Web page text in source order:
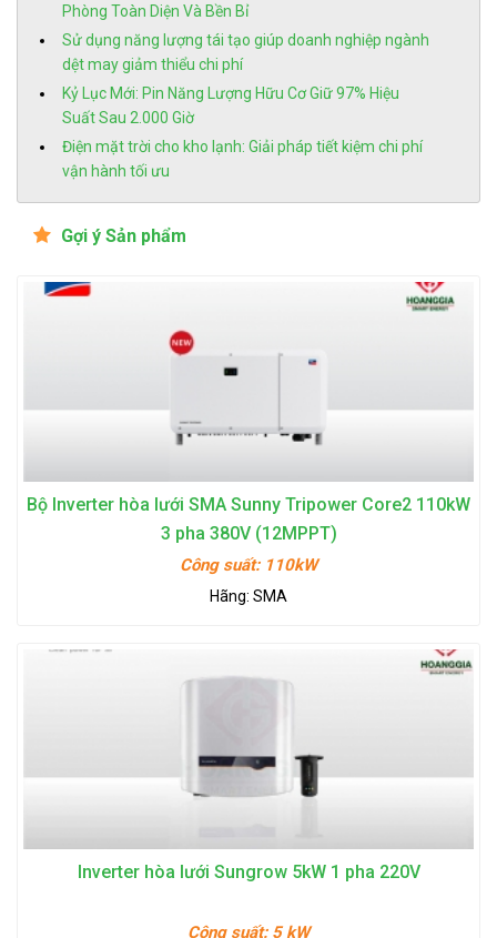
Phòng Toàn Diện Và Bền Bỉ
Sử dụng năng lượng tái tạo giúp doanh nghiệp ngành
dệt may giảm thiểu chi phí
Kỷ Lục Mới: Pin Năng Lượng Hữu Cơ Giữ 97% Hiệu
Suất Sau 2.000 Giờ
Điện mặt trời cho kho lạnh: Giải pháp tiết kiệm chi phí
vận hành tối ưu
Gợi ý Sản phẩm
Bộ Inverter hòa lưới SMA Sunny Tripower Core2 110kW
3 pha 380V (12MPPT)
Công suất: 110kW
Hãng: SMA
Inverter hòa lưới Sungrow 5kW 1 pha 220V
Công suất: 5 kW